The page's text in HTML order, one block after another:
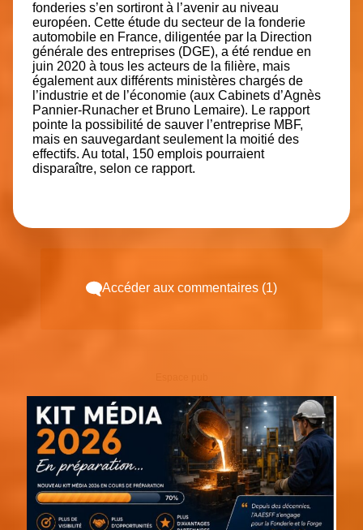
fonderies s’en sortiront à l’avenir au niveau
européen. Cette étude du secteur de la fonderie
automobile en France, diligentée par la Direction
générale des entreprises (DGE), a été rendue en
juin 2020 à tous les acteurs de la filière, mais
également aux différents ministères chargés de
l’industrie et de l’économie (aux Cabinets d’Agnès
Pannier-Runacher et Bruno Lemaire). Le rapport
pointe la possibilité de sauver l’entreprise MBF,
mais en sauvegardant seulement la moitié des
effectifs. Au total, 150 emplois pourraient
disparaître, selon ce rapport.
Accéder aux commentaires (1)